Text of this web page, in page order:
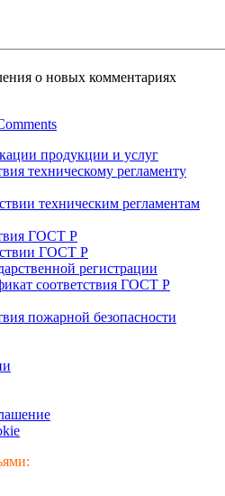
о новых комментариях
продукции и услуг
техническому регламенту
техническим регламентам
ГОСТ Р
ГОСТ Р
регистрации
соответствия ГОСТ Р
пожарной безопасности